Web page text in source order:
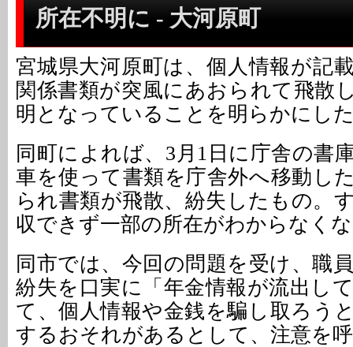
所在不明に - 大河原町
宮城県大河原町は、個人情報が記
関係書類が突風にあおられて飛散
明となっていることを明らかにし
同町によれば、3月1日に庁舎の書
車を使って書類を庁舎外へ移動し
られ書類が飛散、紛失したもの。
収できず一部の所在がわからなく
同市では、今回の問題を受け、職
紛失を口実に「年金情報が流出し
て、個人情報や金銭を騙し取ろう
するおそれがあるとして、注意を